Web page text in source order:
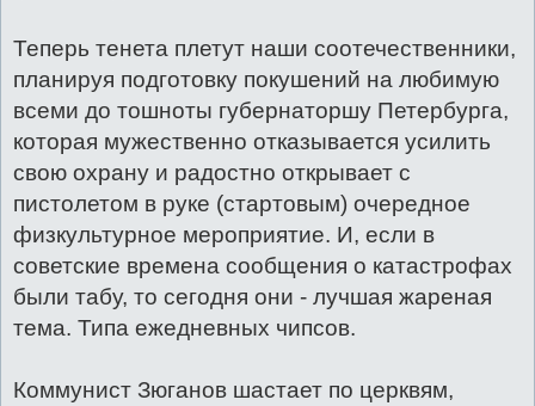
Теперь тенета плетут наши соотечественники,
планируя подготовку покушений на любимую
всеми до тошноты губернаторшу Петербурга,
которая мужественно отказывается усилить
свою охрану и радостно открывает с
пистолетом в руке (стартовым) очередное
физкультурное мероприятие. И, если в
советские времена сообщения о катастрофах
были табу, то сегодня они - лучшая жареная
тема. Типа ежедневных чипсов.
Коммунист Зюганов шастает по церквям,